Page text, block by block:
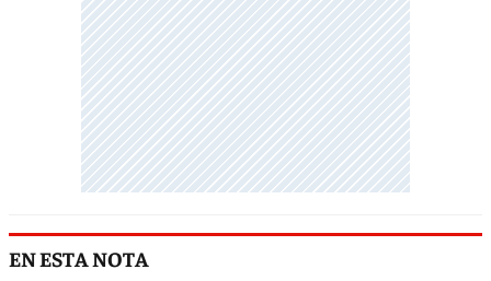
EN ESTA NOTA